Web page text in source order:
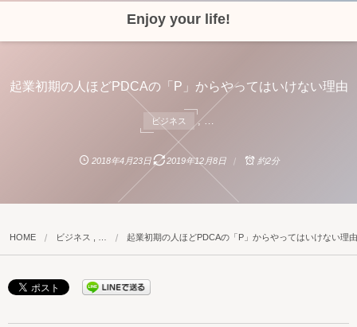
Enjoy your life!
起業初期の人ほどPDCAの「P」からやってはいけない理由
ビジネス , …
2018年4月23日 2019年12月8日 約2分
HOME ビジネス , … 起業初期の人ほどPDCAの「P」からやってはいけない理由